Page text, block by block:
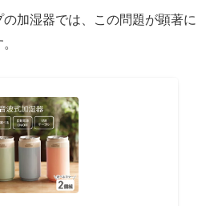
加湿器では、この問題が顕著に